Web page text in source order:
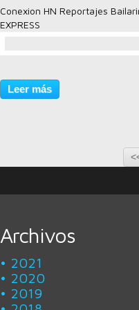
Conexion HN Reportajes
EXPRESS
Leer más
Archivos
2021
2020
2019